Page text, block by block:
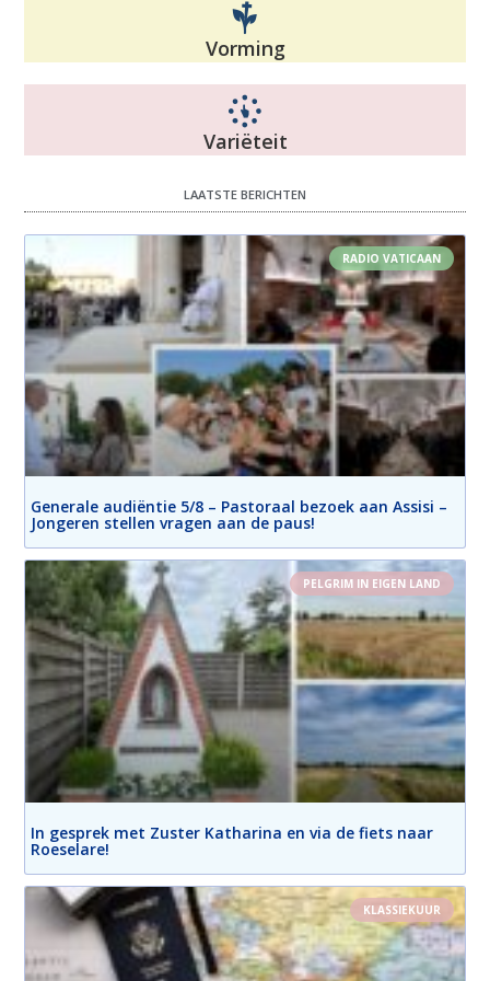
Vorming
Variëteit
LAATSTE BERICHTEN
RADIO VATICAAN
Generale audiëntie 5/8 – Pastoraal bezoek aan Assisi –
Jongeren stellen vragen aan de paus!
PELGRIM IN EIGEN LAND
In gesprek met Zuster Katharina en via de fiets naar
Roeselare!
KLASSIEKUUR